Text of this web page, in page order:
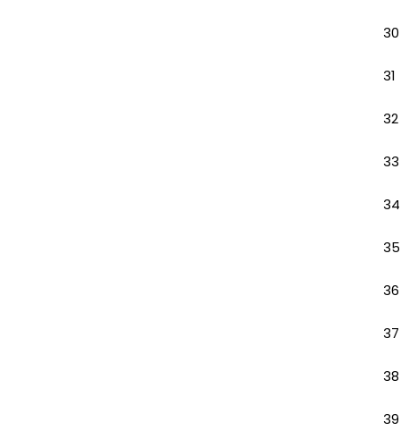
30
31
32
33
34
35
36
37
38
39